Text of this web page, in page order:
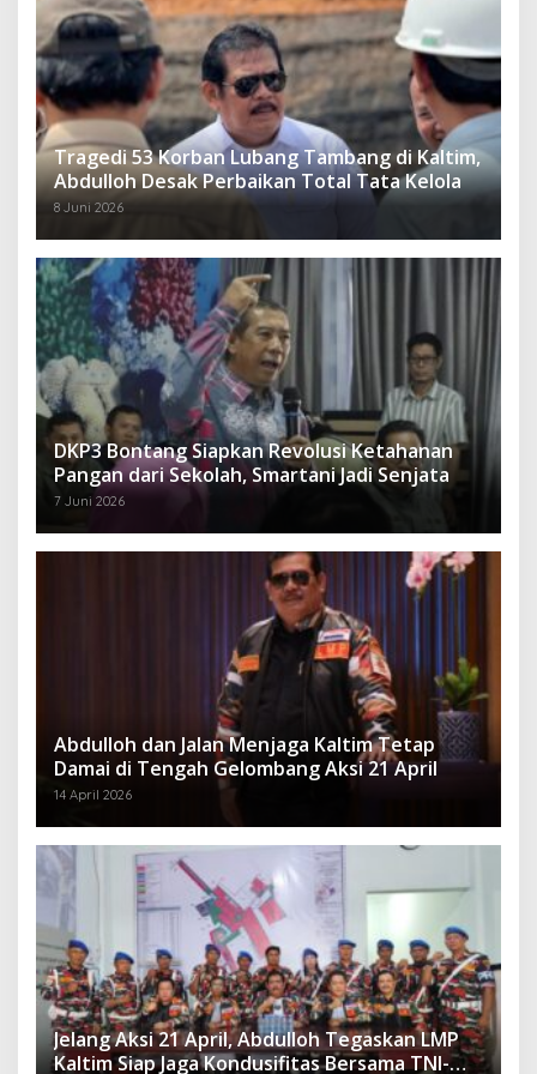
Tragedi 53 Korban Lubang Tambang di Kaltim,
Abdulloh Desak Perbaikan Total Tata Kelola
8 Juni 2026
DKP3 Bontang Siapkan Revolusi Ketahanan
Pangan dari Sekolah, Smartani Jadi Senjata
7 Juni 2026
Abdulloh dan Jalan Menjaga Kaltim Tetap
Damai di Tengah Gelombang Aksi 21 April
14 April 2026
Jelang Aksi 21 April, Abdulloh Tegaskan LMP
Kaltim Siap Jaga Kondusifitas Bersama TNI-